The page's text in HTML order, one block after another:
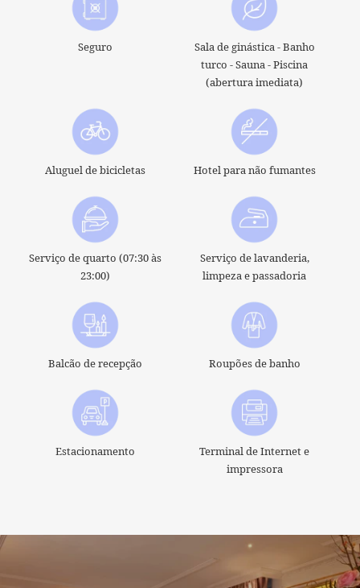
Seguro
Sala de ginástica - Banho
turco - Sauna - Piscina
(abertura imediata)
Aluguel de bicicletas Hotel para não fumantes
Serviço de quarto (07:30 às
23:00)
Serviço de lavanderia,
limpeza e passadoria
Balcão de recepção Roupões de banho
Estacionamento
Terminal de Internet e
impressora